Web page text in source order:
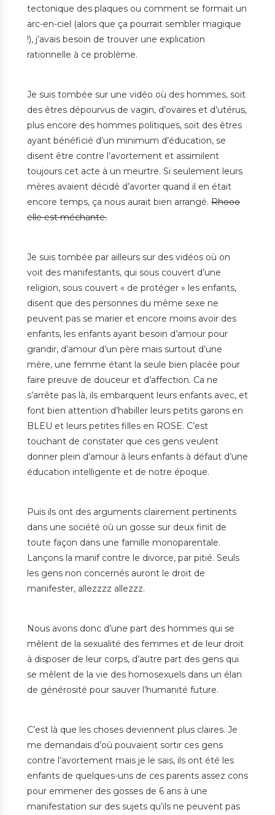
tectonique des plaques ou comment se formait un
arc-en-ciel (alors que ça pourrait sembler magique
!), j’avais besoin de trouver une explication
rationnelle à ce problème.
Je suis tombée sur une vidéo où des hommes, soit
des êtres dépourvus de vagin, d’ovaires et d’utérus,
plus encore des hommes politiques, soit des êtres
ayant bénéficié d’un minimum d’éducation, se
disent être contre l’avortement et assimilent
toujours cet acte à un meurtre. Si seulement leurs
mères avaient décidé d’avorter quand il en était
encore temps, ça nous aurait bien arrangé. Rhooo
elle est méchante.
Je suis tombée par ailleurs sur des vidéos où on
voit des manifestants, qui sous couvert d’une
religion, sous couvert « de protéger » les enfants,
disent que des personnes du même sexe ne
peuvent pas se marier et encore moins avoir des
enfants, les enfants ayant besoin d’amour pour
grandir, d’amour d’un père mais surtout d’une
mère, une femme étant la seule bien placée pour
faire preuve de douceur et d’affection. Ca ne
s’arrête pas là, ils embarquent leurs enfants avec, et
font bien attention d’habiller leurs petits garons en
BLEU et leurs petites filles en ROSE. C’est
touchant de constater que ces gens veulent
donner plein d’amour à leurs enfants à défaut d’une
éducation intelligente et de notre époque.
Puis ils ont des arguments clairement pertinents
dans une société où un gosse sur deux finit de
toute façon dans une famille monoparentale.
Lançons la manif contre le divorce, par pitié. Seuls
les gens non concernés auront le droit de
manifester, allezzzz allezzz.
Nous avons donc d’une part des hommes qui se
mêlent de la sexualité des femmes et de leur droit
à disposer de leur corps, d’autre part des gens qui
se mêlent de la vie des homosexuels dans un élan
de générosité pour sauver l’humanité future.
C’est là que les choses deviennent plus claires. Je
me demandais d’où pouvaient sortir ces gens
contre l’avortement mais je le sais, ils ont été les
enfants de quelques-uns de ces parents assez cons
pour emmener des gosses de 6 ans à une
manifestation sur des sujets qu’ils ne peuvent pas